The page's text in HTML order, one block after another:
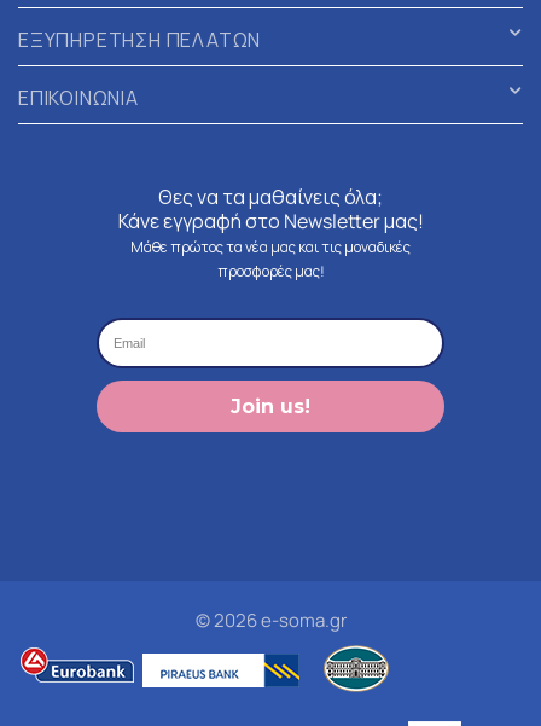
ΕΞΥΠΗΡΕΤΗΣΗ ΠΕΛΑΤΩΝ
ΕΠΙΚΟΙΝΩΝΙΑ
Θες να τα μαθαίνεις όλα;
Κάνε εγγραφή στο Newsletter μας!
Μάθε πρώτος τα νέα μας και τις μοναδικές
προσφορές μας!
Join us!
© 2026 e-soma.gr